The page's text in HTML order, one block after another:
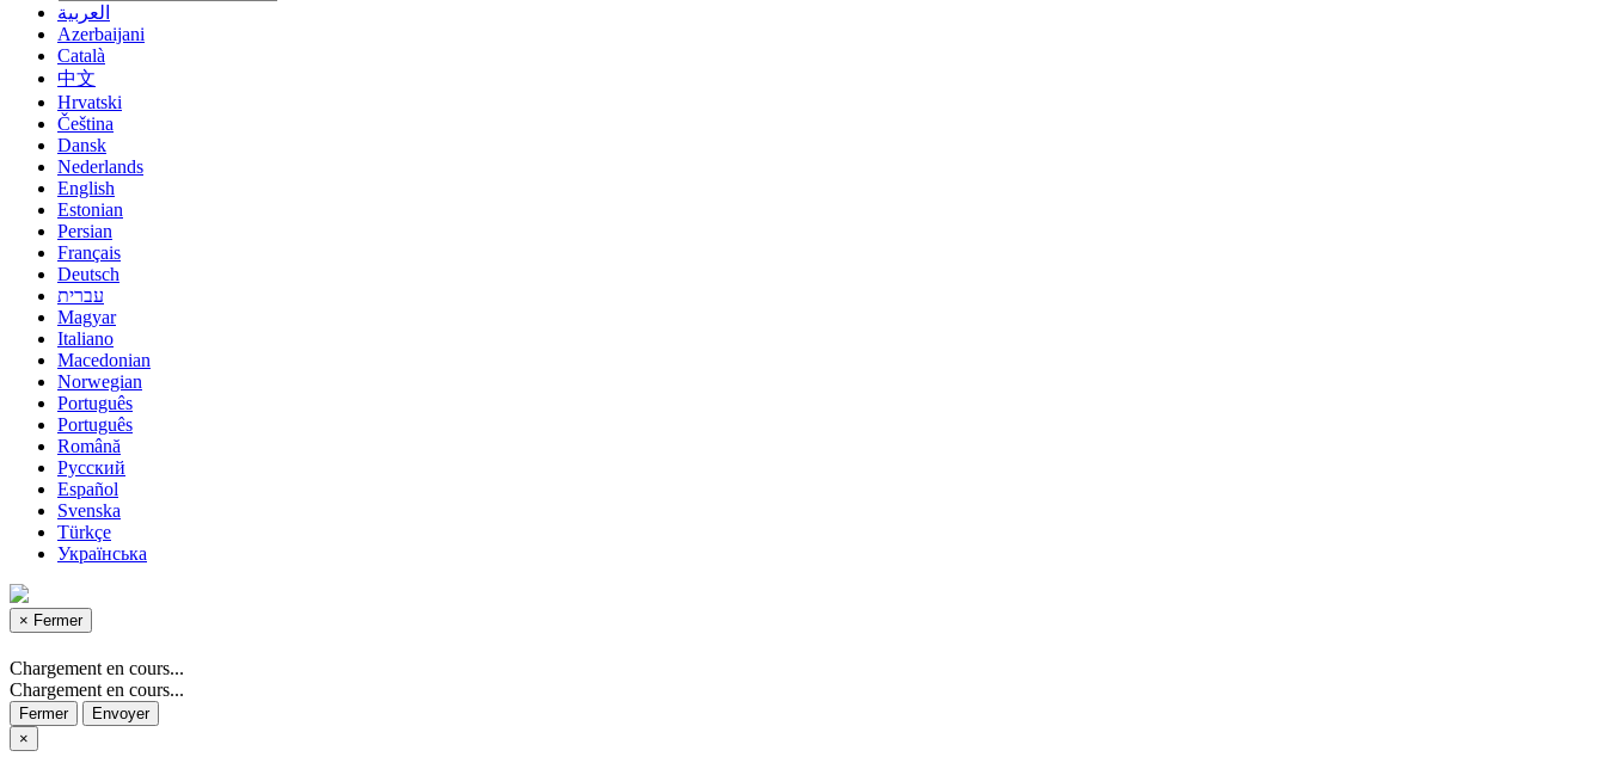
العربية
Azerbaijani
Català
中文
Hrvatski
Čeština
Dansk
Nederlands
English
Estonian
Persian
Français
Deutsch
עברית
Magyar
Italiano
Macedonian
Norwegian
Português
Português
Română
Русский
Español
Svenska
Türkçe
Українська
× Fermer
Chargement en cours...
Chargement en cours...
Fermer
Envoyer
×